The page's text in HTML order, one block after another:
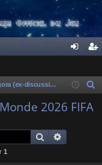
ne
xi
cri
pti
L'Agora (ex-discussions of the dead)
2026 FIFA
Rechercher
1